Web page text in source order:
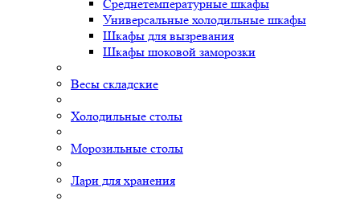
Среднетемпературные шкафы
Универсальные холодильные шкафы
Шкафы для вызревания
Шкафы шоковой заморозки
Весы складские
Холодильные столы
Морозильные столы
Лари для хранения